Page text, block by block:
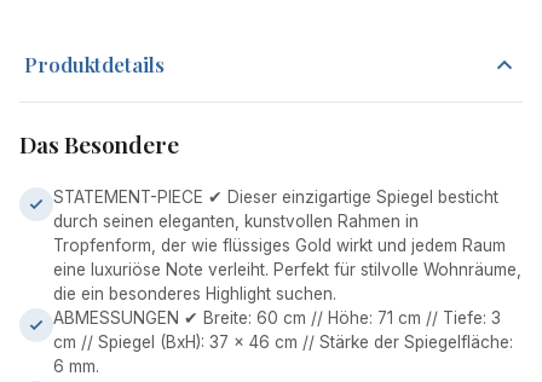
Produktdetails
Das Besondere
STATEMENT-PIECE ✔ Dieser einzigartige Spiegel besticht
durch seinen eleganten, kunstvollen Rahmen in
Tropfenform, der wie flüssiges Gold wirkt und jedem Raum
eine luxuriöse Note verleiht. Perfekt für stilvolle Wohnräume,
die ein besonderes Highlight suchen.
ABMESSUNGEN ✔ Breite: 60 cm // Höhe: 71 cm // Tiefe: 3
cm // Spiegel (BxH): 37 x 46 cm // Stärke der Spiegelfläche:
6 mm.